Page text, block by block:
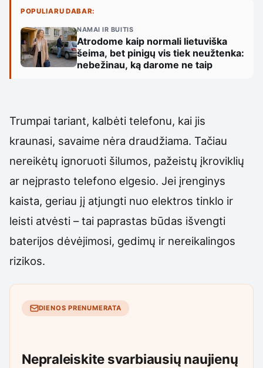
POPULIARU DABAR:
NAMAI IR BUITIS
Atrodome kaip normali lietuviška
šeima, bet pinigų vis tiek neužtenka:
nebežinau, ką darome ne taip
Trumpai tariant, kalbėti telefonu, kai jis
kraunasi, savaime nėra draudžiama. Tačiau
nereikėtų ignoruoti šilumos, pažeistų įkroviklių
ar neįprasto telefono elgesio. Jei įrenginys
kaista, geriau jį atjungti nuo elektros tinklo ir
leisti atvėsti – tai paprastas būdas išvengti
baterijos dėvėjimosi, gedimų ir nereikalingos
rizikos.
DIENOS PRENUMERATA
Nepraleiskite svarbiausių naujienų